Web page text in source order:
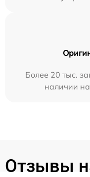
Более 20 тыс.
наличии
Отзывы